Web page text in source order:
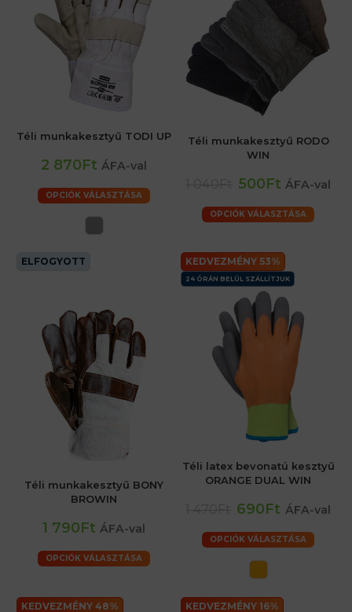
Téli munkakesztyű TODI UP
2 870Ft ÁFA-val
OPCIÓK VÁLASZTÁSA
Téli munkakesztyű RODO
WIN
500Ft ÁFA-val
OPCIÓK VÁLASZTÁSA
ELFOGYOTT
Téli munkakesztyű BONY
BROWIN
1 790Ft ÁFA-val
OPCIÓK VÁLASZTÁSA
KEDVEZMÉNY 53%
24 ÓRÁN BELÜL SZÁLLÍTJUK
Téli latex bevonatú kesztyű
ORANGE DUAL WIN
690Ft ÁFA-val
OPCIÓK VÁLASZTÁSA
KEDVEZMÉNY 48% KEDVEZMÉNY 16%